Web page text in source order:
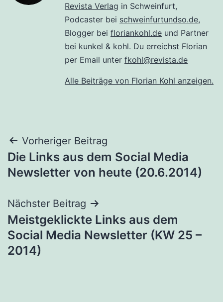
Revista Verlag in Schweinfurt,
Podcaster bei schweinfurtundso.de,
Blogger bei floriankohl.de und Partner
bei kunkel & kohl. Du erreichst Florian
per Email unter fkohl@revista.de
Alle Beiträge von Florian Kohl anzeigen.
Beitragsnavigation
Vorheriger Beitrag
Die Links aus dem Social Media
Newsletter von heute (20.6.2014)
Nächster Beitrag
Meistgeklickte Links aus dem
Social Media Newsletter (KW 25 –
2014)